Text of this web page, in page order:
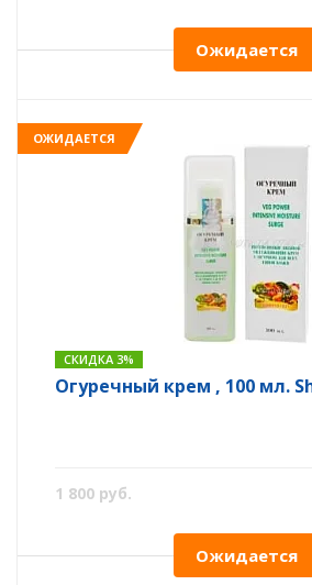
Ожидается
ОЖИДАЕТСЯ
СКИДКА 3%
Огуречный крем , 100 мл.
1 800 руб.
Ожидается